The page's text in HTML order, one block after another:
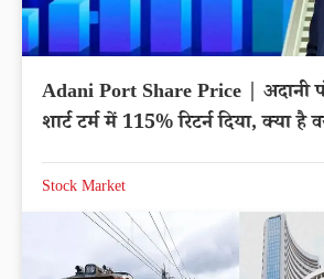
Adani Port Share Price | अदानी
शार्ट टर्म में 115% रिटर्न दिया, क्या है
Stock Market